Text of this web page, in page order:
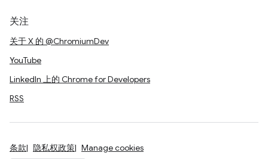
关注
关于 X 的 @ChromiumDev
YouTube
LinkedIn 上的 Chrome for Developers
RSS
条款 隐私权政策 Manage cookies